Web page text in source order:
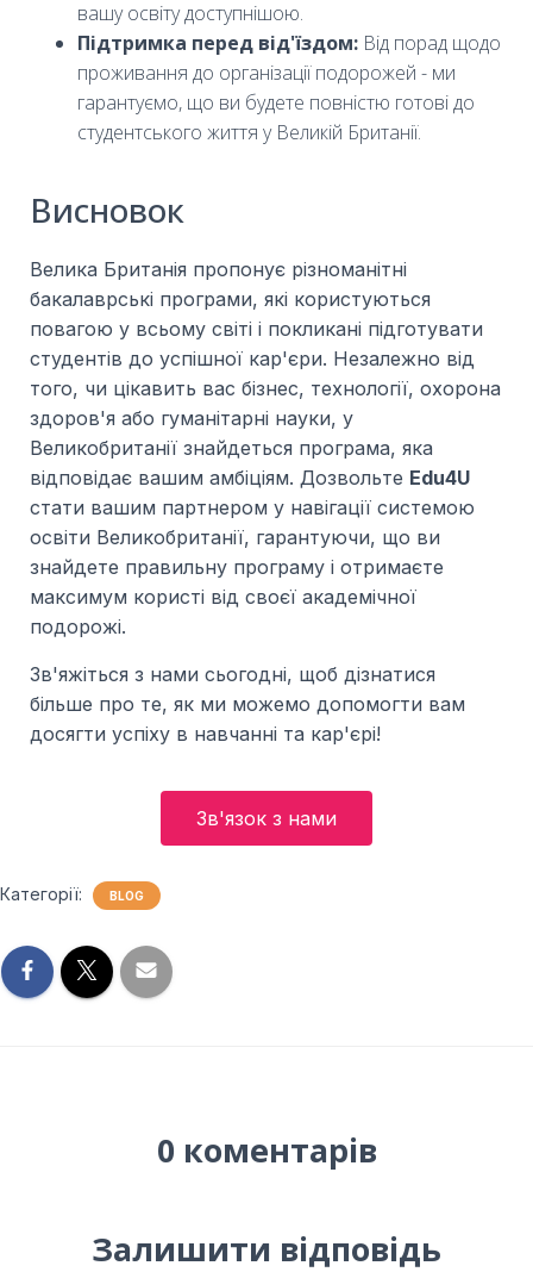
вашу освіту доступнішою.
Підтримка перед від'їздом: Від порад щодо
проживання до організації подорожей - ми
гарантуємо, що ви будете повністю готові до
студентського життя у Великій Британії.
Висновок
Велика Британія пропонує різноманітні
бакалаврські програми, які користуються
повагою у всьому світі і покликані підготувати
студентів до успішної кар'єри. Незалежно від
того, чи цікавить вас бізнес, технології, охорона
здоров'я або гуманітарні науки, у
Великобританії знайдеться програма, яка
відповідає вашим амбіціям. Дозвольте Edu4U
стати вашим партнером у навігації системою
освіти Великобританії, гарантуючи, що ви
знайдете правильну програму і отримаєте
максимум користі від своєї академічної
подорожі.
Зв'яжіться з нами сьогодні, щоб дізнатися
більше про те, як ми можемо допомогти вам
досягти успіху в навчанні та кар'єрі!
Зв'язок з нами
Категорії: BLOG
0 коментарів
Залишити відповідь